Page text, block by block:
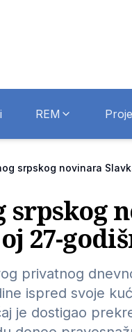
REM
srpskog novinara
srpskog
27-
privatnog
ispred svoje
je dostigao